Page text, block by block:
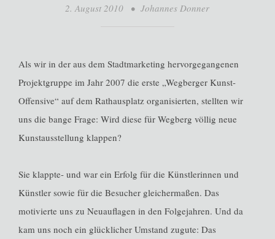
2. August 2010 • Johannes Donner
Als wir in der aus dem Stadtmarketing hervorgegangenen
Projektgruppe im Jahr 2007 die erste „Wegberger Kunst-
Offensive“ auf dem Rathausplatz organisierten, stellten wir
uns die bange Frage: Wird diese für Wegberg völlig neue
Kunstausstellung klappen?
Sie klappte- und war ein Erfolg für die Künstlerinnen und
Künstler sowie für die Besucher gleichermaßen. Das
motivierte uns zu Neuauflagen in den Folgejahren. Und da
kam uns noch ein glücklicher Umstand zugute: Das